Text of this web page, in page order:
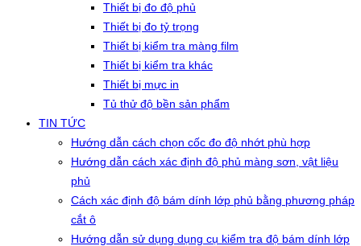
Thiết bị đo độ phủ
Thiết bị đo tỷ trọng
Thiết bị kiểm tra màng film
Thiết bị kiểm tra khác
Thiết bị mực in
Tủ thử độ bền sản phẩm
TIN TỨC
Hướng dẫn cách chọn cốc đo độ nhớt phù hợp
Hướng dẫn cách xác định độ phủ màng sơn, vật liệu
phủ
Cách xác định độ bám dính lớp phủ bằng phương pháp
cắt ô
Hướng dẫn sử dụng dụng cụ kiểm tra độ bám dính lớp